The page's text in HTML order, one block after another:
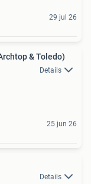
29 jul 26
& Toledo)
Details
25 jun 26
Details